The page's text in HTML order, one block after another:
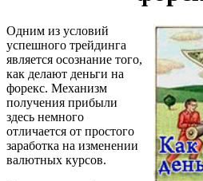
Одним из условий
успешного трейдинга
является осознание того,
как делают деньги на
форекс. Механизм
получения прибыли
здесь немного
отличается от простого
заработка на изменении
валютных курсов.